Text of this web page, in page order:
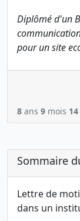
Diplômé d'un
pour un site
8 ans 9 mois 14
Sommaire
Lettre de
dans un